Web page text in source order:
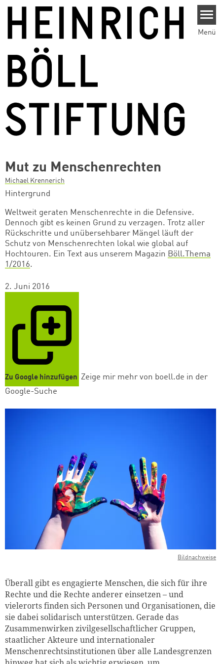
Menü
Mut zu Menschenrechten
Michael Krennerich
Hintergrund
Weltweit geraten Menschenrechte in die Defensive.
Dennoch gibt es keinen Grund zu verzagen. Trotz aller
Rückschritte und unübersehbarer Mängel läuft der
Schutz von Menschenrechten lokal wie global auf
Hochtouren. Ein Text aus unserem Magazin Böll.Thema
1/2016.
2. Juni 2016
Zu Google hinzufügen Zeige mir mehr von boell.de in der
Google-Suche
Bildnachweise
Überall gibt es engagierte Menschen, die sich für ihre
Rechte und die Rechte anderer einsetzen – und
vielerorts finden sich Personen und Organisationen, die
sie dabei solidarisch unterstützen. Gerade das
Zusammenwirken zivilgesellschaftlicher Gruppen,
staatlicher Akteure und internationaler
Menschenrechtsinstitutionen über alle Landesgrenzen